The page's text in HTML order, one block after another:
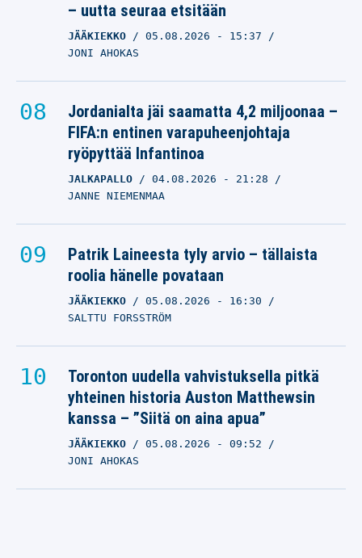
– uutta seuraa etsitään
JÄÄKIEKKO 05.08.2026 - 15:37
JONI AHOKAS
Jordanialta jäi saamatta 4,2 miljoonaa –
FIFA:n entinen varapuheenjohtaja
ryöpyttää Infantinoa
JALKAPALLO 04.08.2026 - 21:28
JANNE NIEMENMAA
Patrik Laineesta tyly arvio – tällaista
roolia hänelle povataan
JÄÄKIEKKO 05.08.2026 - 16:30
SALTTU FORSSTRÖM
Toronton uudella vahvistuksella pitkä
yhteinen historia Auston Matthewsin
kanssa – ”Siitä on aina apua”
JÄÄKIEKKO 05.08.2026 - 09:52
JONI AHOKAS